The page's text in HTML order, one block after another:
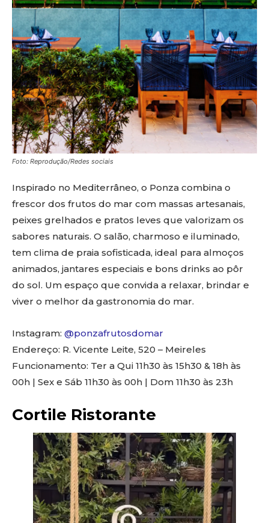
Foto: Reprodução/Redes sociais
Inspirado no Mediterrâneo, o Ponza combina o
frescor dos frutos do mar com massas artesanais,
peixes grelhados e pratos leves que valorizam os
sabores naturais. O salão, charmoso e iluminado,
tem clima de praia sofisticada, ideal para almoços
animados, jantares especiais e bons drinks ao pôr
do sol. Um espaço que convida a relaxar, brindar e
viver o melhor da gastronomia do mar.
Instagram: @ponzafrutosdomar
Endereço: R. Vicente Leite, 520 – Meireles
Funcionamento: Ter a Qui 11h30 às 15h30 & 18h às
00h | Sex e Sáb 11h30 às 00h | Dom 11h30 às 23h
Cortile Ristorante